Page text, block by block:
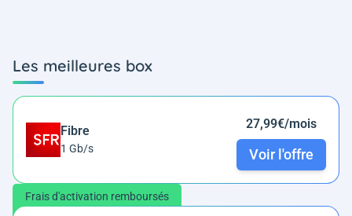
Les meilleures box
Fibre
1 Gb/s
27,99€/mois
Voir l'offre
Frais d'activation remboursés